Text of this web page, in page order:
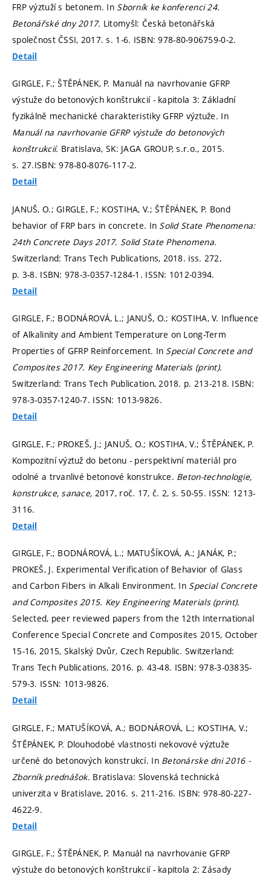
FRP výztuží s betonem. In Sborník ke konferenci 24.
Betonářské dny 2017. Litomyšl: Česká betonářská
společnost ČSSI, 2017.s. 1-6. ISBN: 978-80-906759-0-2.
Detail
GIRGLE, F.; ŠTĚPÁNEK, P. Manuál na navrhovanie GFRP
výstuže do betonových konštrukcií - kapitola 3: Základní
fyzikálně mechanické charakteristiky GFRP výztuže. In
Manuál na navrhovanie GFRP výstuže do betonových
konštrukcií. Bratislava, SK: JAGA GROUP, s.r.o., 2015.
s. 27.ISBN: 978-80-8076-117-2.
Detail
JANUŠ, O.; GIRGLE, F.; KOSTIHA, V.; ŠTĚPÁNEK, P. Bond
behavior of FRP bars in concrete. In Solid State Phenomena:
24th Concrete Days 2017. Solid State Phenomena.
Switzerland: Trans Tech Publications, 2018. iss. 272,
p. 3-8. ISBN: 978-3-0357-1284-1. ISSN: 1012-0394.
Detail
GIRGLE, F.; BODNÁROVÁ, L.; JANUŠ, O.; KOSTIHA, V. Influence
of Alkalinity and Ambient Temperature on Long-Term
Properties of GFRP Reinforcement. In Special Concrete and
Composites 2017. Key Engineering Materials (print).
Switzerland: Trans Tech Publication, 2018. p. 213-218. ISBN:
978-3-0357-1240-7. ISSN: 1013-9826.
Detail
GIRGLE, F.; PROKEŠ, J.; JANUŠ, O.; KOSTIHA, V.; ŠTĚPÁNEK, P.
Kompozitní výztuž do betonu - perspektivní materiál pro
odolné a trvanlivé betonové konstrukce. Beton-technologie,
konstrukce, sanace, 2017, roč. 17, č. 2, s. 50-55. ISSN: 1213-
3116.
Detail
GIRGLE, F.; BODNÁROVÁ, L.; MATUŠÍKOVÁ, A.; JANÁK, P.;
PROKEŠ, J. Experimental Verification of Behavior of Glass
and Carbon Fibers in Alkali Environment. In Special Concrete
and Composites 2015. Key Engineering Materials (print).
Selected, peer reviewed papers from the 12th International
Conference Special Concrete and Composites 2015, October
15-16, 2015, Skalský Dvůr, Czech Republic. Switzerland:
Trans Tech Publications, 2016. p. 43-48. ISBN: 978-3-03835-
579-3. ISSN: 1013-9826.
Detail
GIRGLE, F.; MATUŠÍKOVÁ, A.; BODNÁROVÁ, L.; KOSTIHA, V.;
ŠTĚPÁNEK, P. Dlouhodobé vlastnosti nekovové výztuže
určené do betonových konstrukcí. In Betonárske dni 2016 -
Zborník prednášok. Bratislava: Slovenská technická
univerzita v Bratislave, 2016. s. 211-216. ISBN: 978-80-227-
4622-9.
Detail
GIRGLE, F.; ŠTĚPÁNEK, P. Manuál na navrhovanie GFRP
výstuže do betonových konštrukcií - kapitola 2: Zásady